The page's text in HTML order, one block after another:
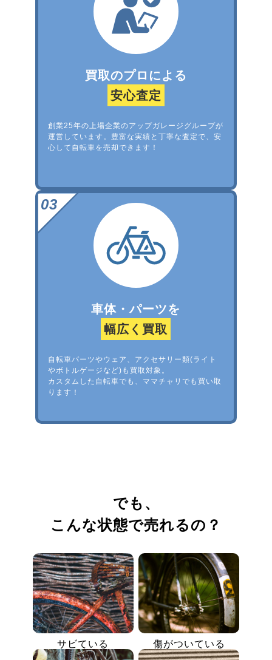
買取のプロによる
安心査定
創業25年の上場企業のアップガレージグループが
運営しています。豊富な実績と丁寧な査定で、安
心して自転車を売却できます！
車体・パーツを
幅広く買取
自転車パーツやウェア、アクセサリー類(ライト
やボトルゲージなど)も買取対象。
カスタムした自転車でも、ママチャリでも買い取
ります！
でも、
こんな状態で売れるの？
サビている 傷がついている